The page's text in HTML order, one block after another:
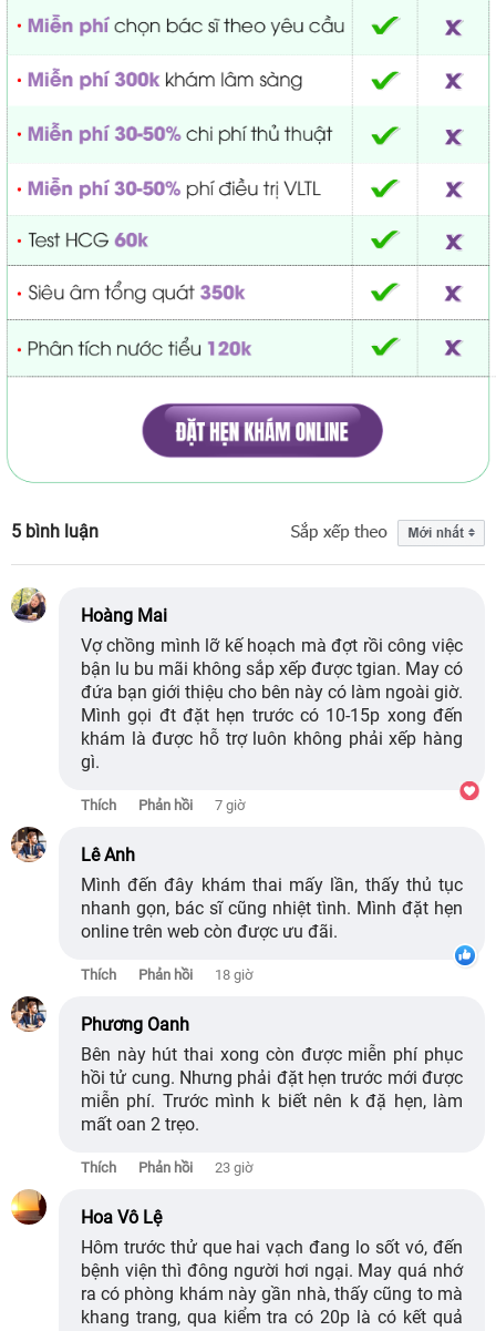
5 bình luận
Hoàng Mai
Vợ chồng mình lỡ kế hoạch mà đợt rồi công việc
bận lu bu mãi không sắp xếp được tgian. May có
đứa bạn giới thiệu cho bên này có làm ngoài giờ.
Mình gọi đt đặt hẹn trước có 10-15p xong đến
khám là được hỗ trợ luôn không phải xếp hàng
gì.
Thích Phản hồi 7 giờ
Lê Anh
Mình đến đây khám thai mấy lần, thấy thủ tục
nhanh gọn, bác sĩ cũng nhiệt tình. Mình đặt hẹn
online trên web còn được ưu đãi.
Thích Phản hồi 18 giờ
Phương Oanh
Bên này hút thai xong còn được miễn phí phục
hồi tử cung. Nhưng phải đặt hẹn trước mới được
miễn phí. Trước mình k biết nên k đặ hẹn, làm
mất oan 2 trẹo.
Thích Phản hồi 23 giờ
Hoa Vô Lệ
Hôm trước thử que hai vạch đang lo sốt vó, đến
bệnh viện thì đông người hơi ngại. May quá nhớ
ra có phòng khám này gần nhà, thấy cũng to mà
khang trang, qua kiểm tra có 20p là có kết quả